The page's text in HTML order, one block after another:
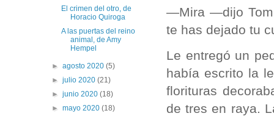
—Mira —dijo
te has dejado tu
Le entregó un
había escrito la
florituras
de tres en raya.
El crimen del otro, de
Horacio Quiroga
A las puertas del reino
animal, de Amy
Hempel
►agosto 2020(5)
►julio 2020(21)
►junio 2020(18)
►mayo 2020(18)